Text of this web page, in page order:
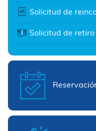
Solicitud de
Solicitud de retiro